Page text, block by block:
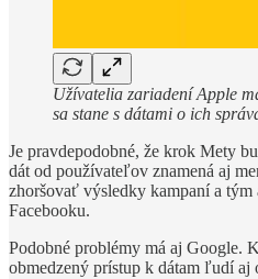
Užívatelia zariadení Apple
sa stane s dátami o ich
Je pravdepodobné, že krok Mety
dát od používateľov znamená aj
zhoršovať výsledky kampaní a
Facebooku.
Podobné problémy má aj Google.
obmedzený prístup k dátam ľudí